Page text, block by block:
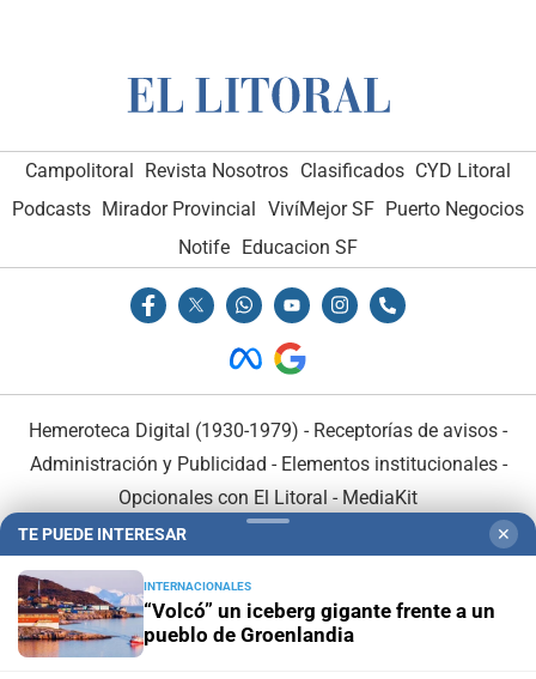
Campolitoral Revista Nosotros Clasificados CYD Litoral
Podcasts Mirador Provincial VivíMejor SF Puerto Negocios
Notife Educacion SF
Hemeroteca Digital (1930-1979) - Receptorías de avisos -
Administración y Publicidad - Elementos institucionales-
Opcionales con El Litoral - MediaKit
TE PUEDE INTERESAR ✕
INTERNACIONALES
“Volcó” un iceberg gigante frente a un
pueblo de Groenlandia